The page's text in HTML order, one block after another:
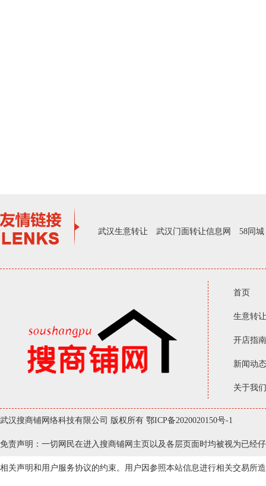
武汉生意转让 武汉门面转让信息网 58同城
首页
生意转让
开店指南
新闻动态
关于我们
武汉搜商铺网络科技有限公司 版权所有 鄂ICP备2020020150号-1
免责声明：一切网民在进入搜商铺网主页以及各层页面时均被视为已经
相关声明和用户服务协议的约束。用户因参照本站信息进行相关交易所